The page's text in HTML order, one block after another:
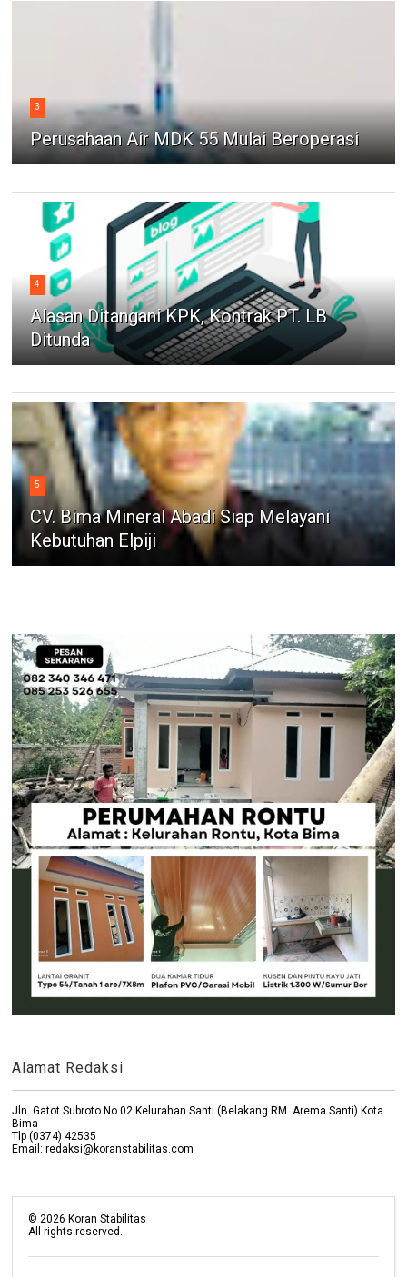
3
Perusahaan Air MDK 55 Mulai Beroperasi
4
Alasan Ditangani KPK, Kontrak PT. LB
Ditunda
5
CV. Bima Mineral Abadi Siap Melayani
Kebutuhan Elpiji
Alamat Redaksi
Jln. Gatot Subroto No.02 Kelurahan Santi (Belakang RM. Arema Santi) Kota
Bima
Tlp (0374) 42535
Email: redaksi@koranstabilitas.com
© 2026 Koran Stabilitas
All rights reserved.